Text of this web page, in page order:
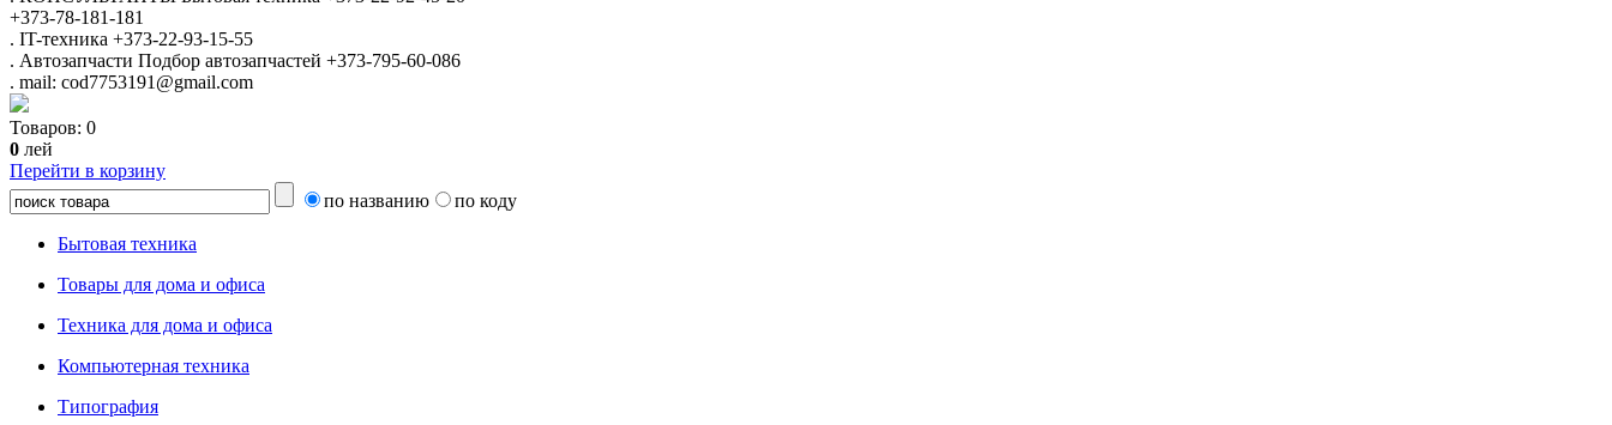
+373-78-181-181
. IT-техника +373-22-93-15-55
. Автозапчасти Подбор автозапчастей +373-795-60-086
. mail: cod7753191@gmail.com
Товаров: 0
0 лей
Перейти в корзину
по названию
по коду
Бытовая техника
Товары для дома и офиса
Техника для дома и офиса
Компьютерная техника
Типография